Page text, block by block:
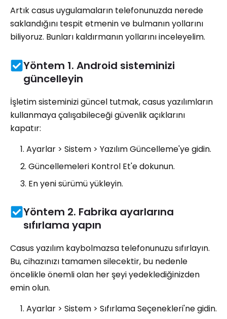
Artık casus uygulamaların telefonunuzda nerede
saklandığını tespit etmenin ve bulmanın yollarını
biliyoruz. Bunları kaldırmanın yollarını inceleyelim.
Yöntem 1. Android sisteminizi
güncelleyin
İşletim sisteminizi güncel tutmak, casus yazılımların
kullanmaya çalışabileceği güvenlik açıklarını
kapatır:
Ayarlar > Sistem > Yazılım Güncelleme'ye gidin.
Güncellemeleri Kontrol Et'e dokunun.
En yeni sürümü yükleyin.
Yöntem 2. Fabrika ayarlarına
sıfırlama yapın
Casus yazılım kaybolmazsa telefonunuzu sıfırlayın.
Bu, cihazınızı tamamen silecektir, bu nedenle
öncelikle önemli olan her şeyi yedeklediğinizden
emin olun.
Ayarlar > Sistem > Sıfırlama Seçenekleri'ne gidin.